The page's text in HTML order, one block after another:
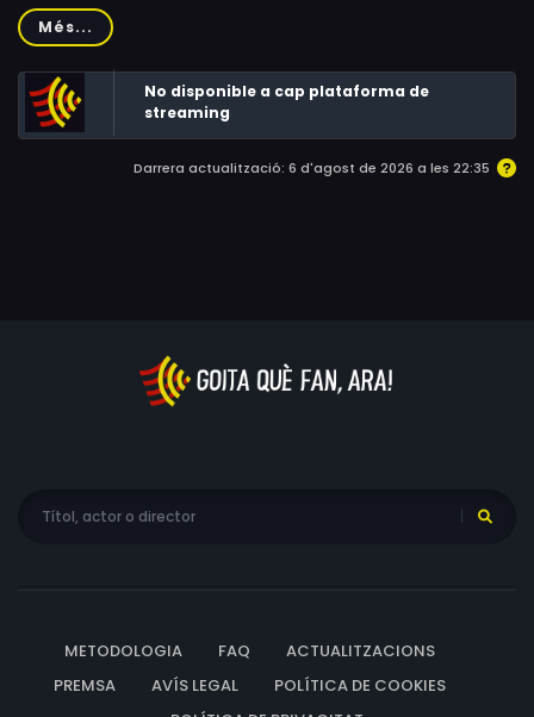
Txecoslovàquia, la Unió Soviètica i Anglaterra per
analitzar, de manera lírica i polèmica, els fenòmens i els
conflictes socials i polítics del món d’aleshores.
Més...
No disponible a cap plataforma de
streaming
Darrera actualització: 6 d'agost de 2026 a les 22:35
METODOLOGIA FAQ
ACTUALITZACIONS
PREMSA
AVÍS LEGAL
POLÍTICA DE COOKIES